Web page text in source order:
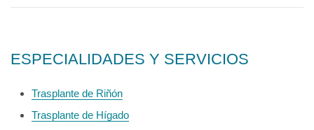
ESPECIALIDADES Y SERVICIOS
Trasplante de Riñón
Trasplante de Hígado